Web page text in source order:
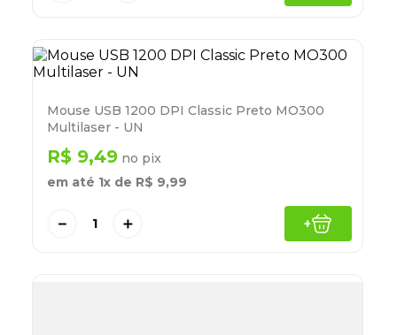
Mouse USB 1200 DPI Classic Preto MO300
Multilaser - UN
R$ 9,49 no pix
em até 1x de R$ 9,99
＋
－ +